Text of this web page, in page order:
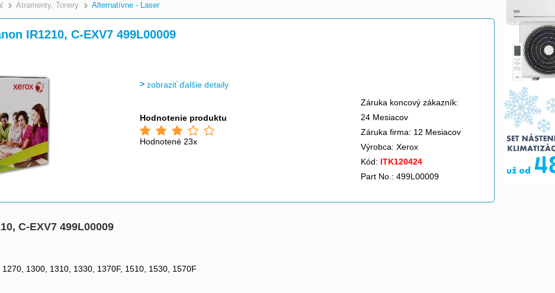
>
Atramenty, Tonery >
Alternatívne - Laser
IR1210, C-EXV7 499L00009
zobraziť ďalšie detaily
Hodnotenie produktu
Hodnotené 23x
Záruka koncový zákazník:
24 Mesiacov
Záruka firma: 12 Mesiacov
Výrobca: Xerox
Kód: ITK120424
Part No.: 499L00009
C-EXV7 499L00009
1300, 1310, 1330, 1370F, 1510, 1530, 1570F